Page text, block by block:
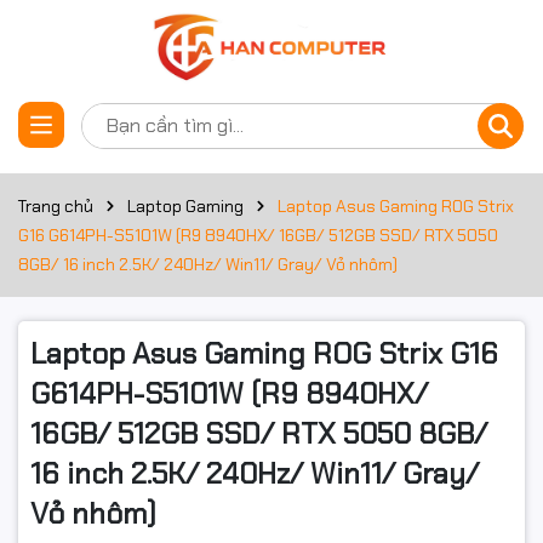
Trang chủ Laptop Gaming
Laptop Asus Gaming ROG Strix
G16 G614PH-S5101W (R9 8940HX/ 16GB/ 512GB SSD/ RTX 5050
8GB/ 16 inch 2.5K/ 240Hz/ Win11/ Gray/ Vỏ nhôm)
Laptop Asus Gaming ROG Strix G16
G614PH-S5101W (R9 8940HX/
16GB/ 512GB SSD/ RTX 5050 8GB/
16 inch 2.5K/ 240Hz/ Win11/ Gray/
Vỏ nhôm)
Thông số kỹ thuật
Bộ xử lý
Công nghệ
AMD Ryzen 9
Mã CPU 8940HX
Tốc độ CPU 2.4GHz
Tần số turbo
tối đa
Up to 5.3GHz
Số lõi CPU 16
Số luồng 32
Đặt trước sản phẩm